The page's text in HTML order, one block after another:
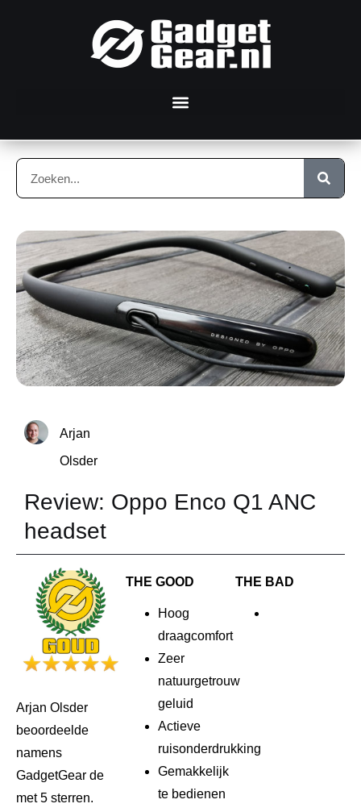
Arjan
Olsder
Review: Oppo Enco Q1 ANC
headset
Arjan Olsder
beoordeelde
namens
GadgetGear de
met 5 sterren.
THE GOOD
Hoog
draagcomfort
Zeer
natuurgetrouw
geluid
Actieve
ruisonderdrukking
Gemakkelijk
te bedienen
THE BAD